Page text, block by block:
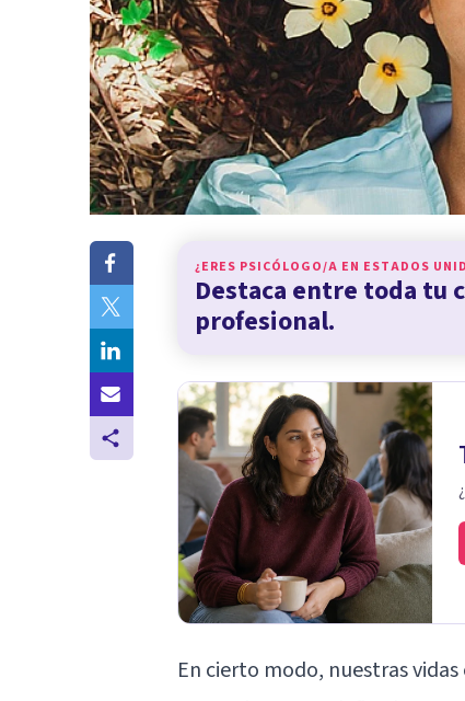
¿ERES PSICÓLOGO/A EN ESTADOS
Destaca entre toda tu
profesional.
En cierto modo, nuestras